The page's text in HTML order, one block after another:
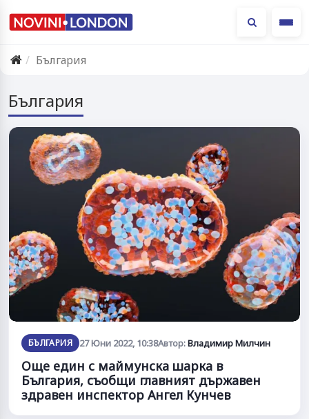
България
България
БЪЛГАРИЯ 27 Юни 2022, 10:38Автор:Владимир Милчин
Още един с маймунска шарка в
България, съобщи главният държавен
здравен инспектор Ангел Кунчев